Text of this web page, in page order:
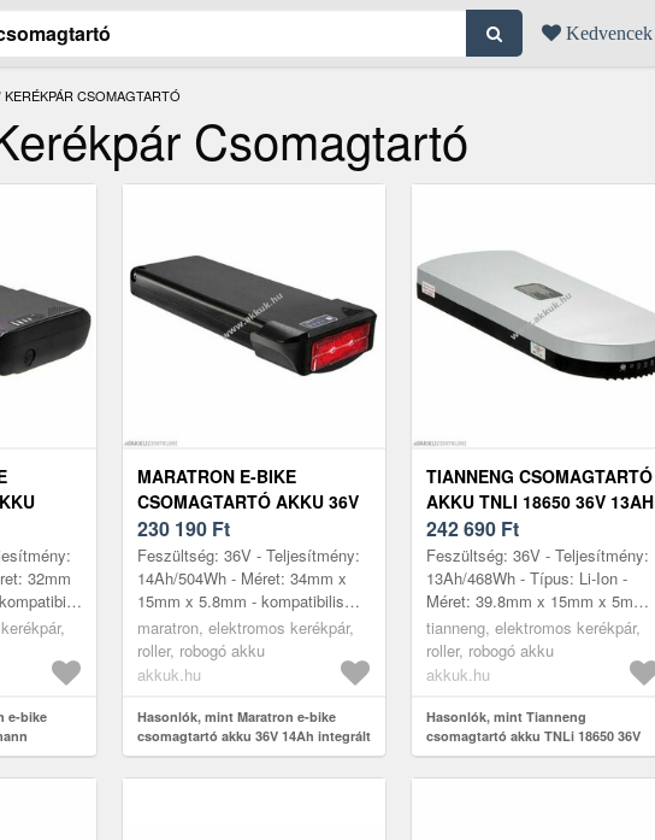
Kedvencek
CSOMAGTARTÓ
Csomagtartó
32mm
M...
e-bike
MARATRON E-BIKE
CSOMAGTARTÓ AKKU 36V
14AH INTEGRÁLT
HÁTSÓLÁMPA
230 190 Ft
Feszültség: 36V - Teljesítmény:
14Ah/504Wh - Méret: 34mm x
15mm x 5.8mm - kompatibilis
modellek: Llobe City, Streetglider
maratron, elektromos kerékpár,
roller, robogó akku
akkuk.hu
Hasonlók, mint Maratron e-bike
csomagtartó akku 36V 14Ah integrált
hátsólámpa
TIANNENG CSOMAGTARTÓ
AKKU TNLI 18650 36V 13AH
EZÜST E-BIKE
242 690 Ft
Feszültség: 36V - Teljesítmény:
13Ah/468Wh - Típus: Li-Ion -
Méret: 39.8mm x 15mm x 5mm -
kompatibilis modellek: Cyco (
Aldi) (VP2) Prophete ( Real...
tianneng, elektromos kerékpár,
roller, robogó akku
akkuk.hu
Hasonlók, mint Tianneng
csomagtartó akku TNLi 18650 36V
13Ah ezüst e-bike